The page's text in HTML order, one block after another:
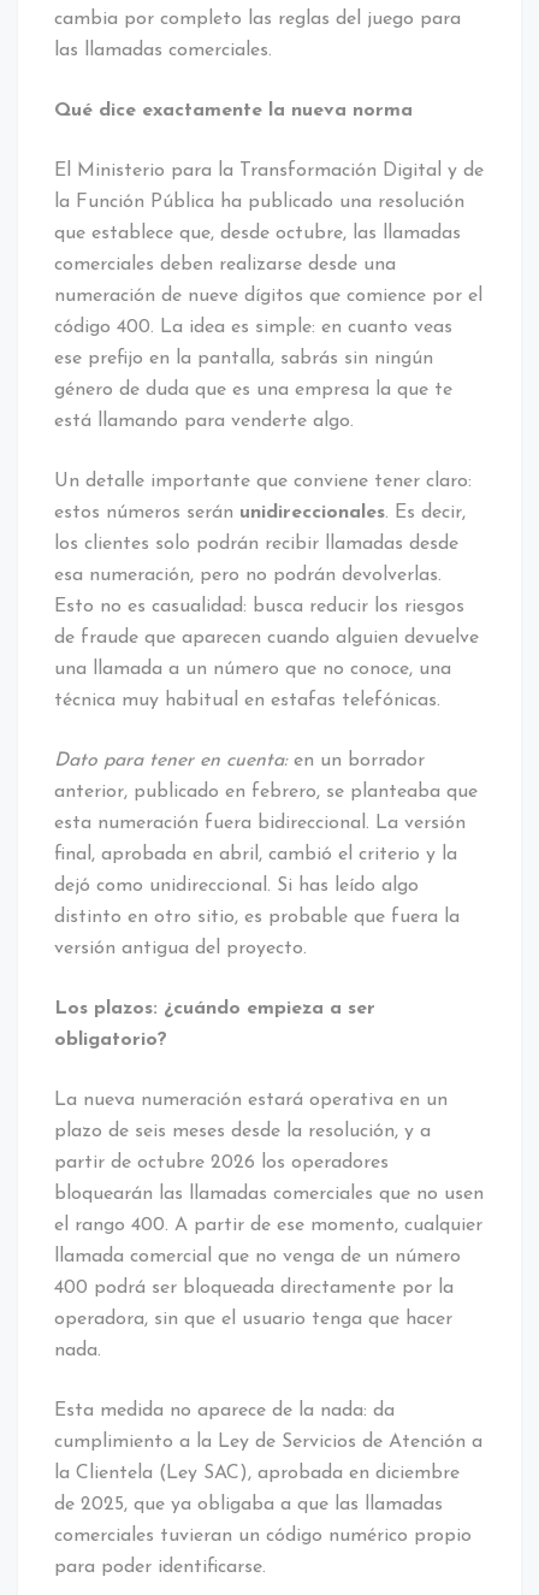
cambia por completo las reglas del juego para
las llamadas comerciales.
Qué dice exactamente la nueva norma
El Ministerio para la Transformación Digital y de
la Función Pública ha publicado una resolución
que establece que, desde octubre, las llamadas
comerciales deben realizarse desde una
numeración de nueve dígitos que comience por el
código 400. La idea es simple: en cuanto veas
ese prefijo en la pantalla, sabrás sin ningún
género de duda que es una empresa la que te
está llamando para venderte algo.
Un detalle importante que conviene tener claro:
estos números serán unidireccionales. Es decir,
los clientes solo podrán recibir llamadas desde
esa numeración, pero no podrán devolverlas.
Esto no es casualidad: busca reducir los riesgos
de fraude que aparecen cuando alguien devuelve
una llamada a un número que no conoce, una
técnica muy habitual en estafas telefónicas.
Dato para tener en cuenta:en un borrador
anterior, publicado en febrero, se planteaba que
esta numeración fuera bidireccional. La versión
final, aprobada en abril, cambió el criterio y la
dejó como unidireccional. Si has leído algo
distinto en otro sitio, es probable que fuera la
versión antigua del proyecto.
Los plazos: ¿cuándo empieza a ser
obligatorio?
La nueva numeración estará operativa en un
plazo de seis meses desde la resolución, y a
partir de octubre 2026 los operadores
bloquearán las llamadas comerciales que no usen
el rango 400. A partir de ese momento, cualquier
llamada comercial que no venga de un número
400 podrá ser bloqueada directamente por la
operadora, sin que el usuario tenga que hacer
nada.
Esta medida no aparece de la nada: da
cumplimiento a la Ley de Servicios de Atención a
la Clientela (Ley SAC), aprobada en diciembre
de 2025, que ya obligaba a que las llamadas
comerciales tuvieran un código numérico propio
para poder identificarse.